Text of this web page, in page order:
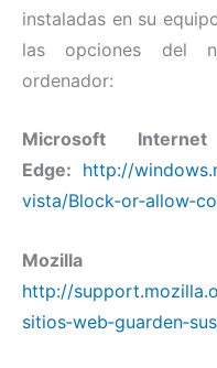
instaladas en su
las opciones del
ordenador:
Microsoft
Edge: http://
vista/
http://